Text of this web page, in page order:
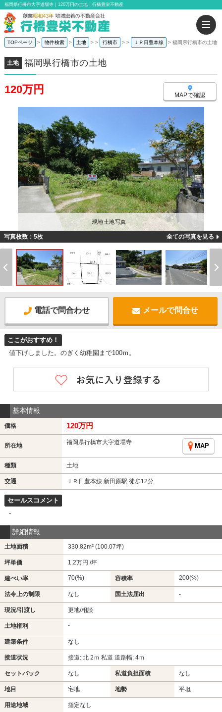
福岡県行橋市大字道場寺｜120万円の土地｜行橋豊栄不動産
TOPページ 物件検索 土地 > 行橋市 > ＪＲ日豊本線 福岡県行橋市の土地
土地 福岡県行橋市の土地
120万円 MAPで確認
現地土地写真 -
写真枚数：5枚 全ての写真を見る
電話で問合わせ メールで問合せ
ここがおすすめ！
値下げしました。のぎく幼稚園まで100ｍ。
基本情報
価格 120万円
所在地 福岡県行橋市大字道場寺
MAP
種類 土地
交通 ＪＲ日豊本線 新田原駅 徒歩12分
セールスコメント
-
詳細情報
土地面積 330.82m² (100.07坪)
坪単価 1.2万円 /坪
建ぺい率 70(%) 容積率 200(%)
法令上の制限 なし 国土法届出 -
現況/引渡し 更地/相談
土地権利 -
建築条件 なし
接道状況 接道: 北 2ｍ 私道 道路幅: 4ｍ
セットバック なし 私道負担面積 なし
地目 宅地 地勢 平坦
用途地域 指定なし